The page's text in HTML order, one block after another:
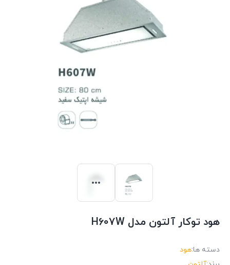
هود توکار آلتون مدل H607W
دسته ها:هود